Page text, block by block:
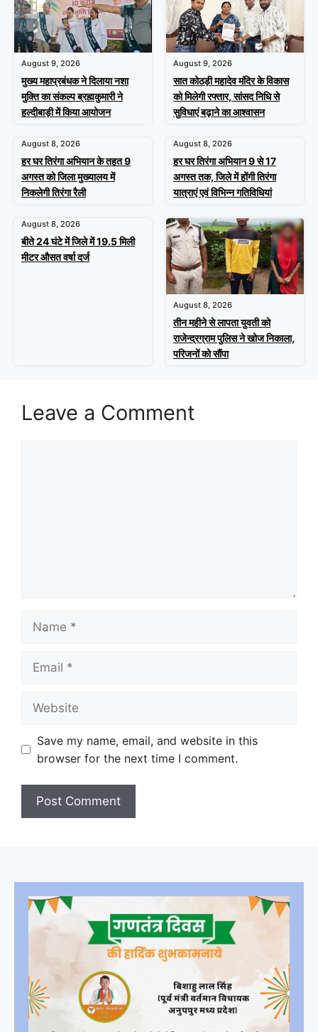
August 9, 2026
मुख्य महाप्रबंधक ने दिलाया नशा
मुक्ति का संकल्प ब्रह्मकुमारी ने
हल्दीबाड़ी में किया आयोजन
August 9, 2026
सात कोठड़ी महादेव मंदिर के विकास
को मिलेगी रफ्तार, सांसद निधि से
सुविधाएं बढ़ाने का आश्वासन
August 8, 2026
हर घर तिरंगा अभियान के तहत 9
अगस्त को जिला मुख्यालय में
निकलेगी तिरंगा रैली
August 8, 2026
हर घर तिरंगा अभियान 9 से 17
अगस्त तक, जिले में होंगी तिरंगा
यात्राएं एवं विभिन्न गतिविधियां
August 8, 2026
बीते 24 घंटे में जिले में 19.5 मिली
मीटर औसत वर्षा दर्ज
August 8, 2026
तीन महीने से लापता युवती को
राजेन्द्रग्राम पुलिस ने खोज निकाला,
परिजनों को सौंपा
Leave a Comment
Save my name, email, and website in this
browser for the next time I comment.